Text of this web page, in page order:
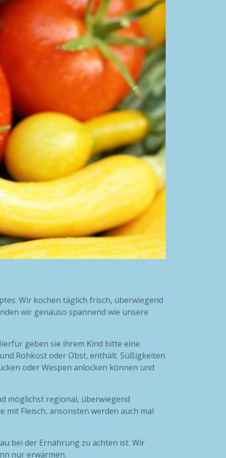
Wir kochen täglich frisch, überwiegend
wir genauso spannend wie unsere
geben sie ihrem Kind bitte eine
Rohkost oder Obst, enthält. Süßigkeiten
oder Wespen anlocken können und
möglichst regional, überwiegend
Fleisch, ansonsten werden auch mal
bei der Ernährung zu achten ist. Wir
nur erwärmen.